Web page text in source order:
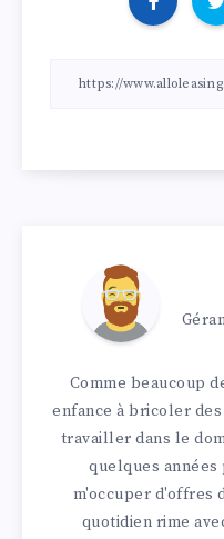
Comme beaucoup
enfance à bricoler
travailler dans le
quelques années
m'occuper d'offres
quotidien rime